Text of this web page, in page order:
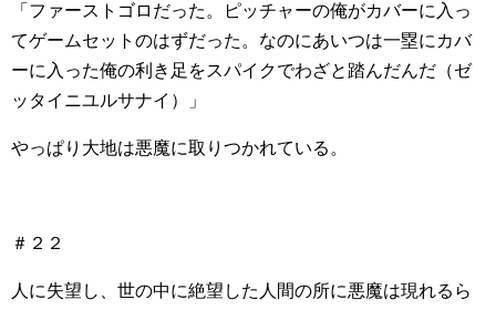
「ファーストゴロだった。ピッチャーの俺がカバーに入っ
てゲームセットのはずだった。なのにあいつは一塁にカバ
ーに入った俺の利き足をスパイクでわざと踏んだんだ（ゼ
ッタイニユルサナイ）」
やっぱり大地は悪魔に取りつかれている。
＃２２
人に失望し、世の中に絶望した人間の所に悪魔は現れるら